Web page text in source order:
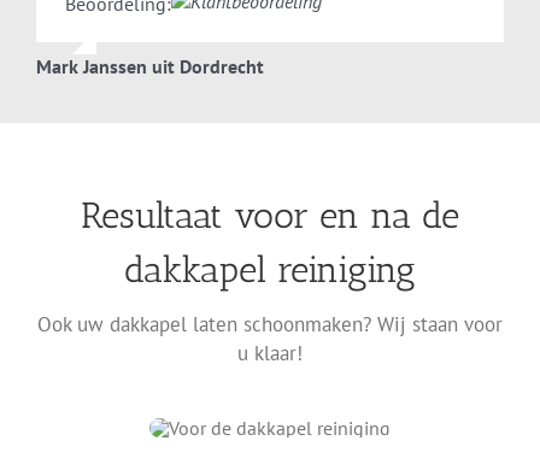
Mark Janssen uit Dordrecht
Resultaat voor en na de
dakkapel reiniging
Ook uw dakkapel laten schoonmaken? Wij staan voor
u klaar!